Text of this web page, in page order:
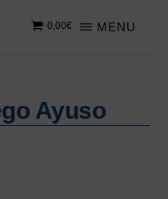
MENU
0,00€
Ayuso